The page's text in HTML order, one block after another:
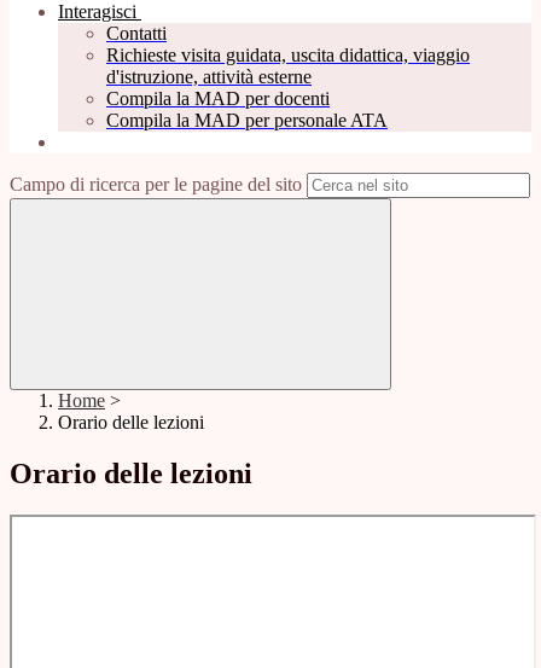
Interagisci
Contatti
Richieste visita guidata, uscita didattica, viaggio
d'istruzione, attività esterne
Compila la MAD per docenti
Compila la MAD per personale ATA
Campo di ricerca per le pagine del sito
Home >
Orario delle lezioni
Orario delle lezioni